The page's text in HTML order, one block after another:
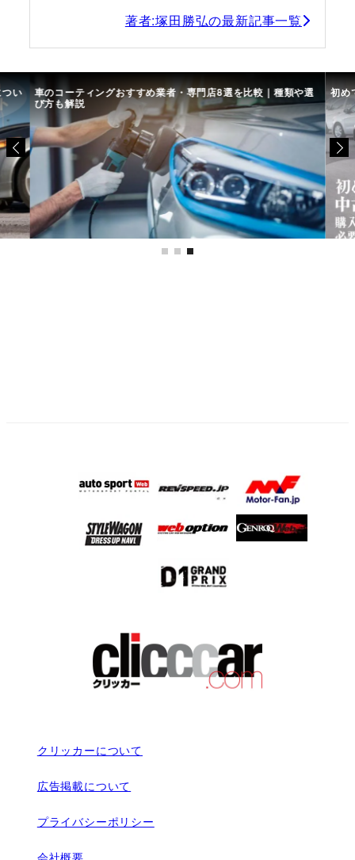
著者:塚田勝弘の最新記事一覧
い 車のコーティングおすすめ業者・専門店8選を比較｜種類や選
び方も解説
初め
クリッカーについて
広告掲載について
プライバシーポリシー
会社概要